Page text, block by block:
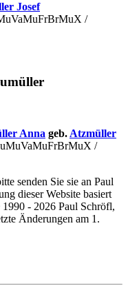
Josef
/
Anna geb. Atzmüller
/
senden Sie sie an Paul
dieser Website basiert
- 2026 Paul Schröfl,
Änderungen am 1.